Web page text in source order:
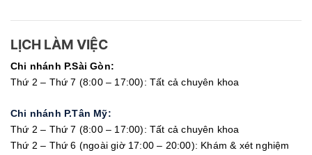
LỊCH LÀM VIỆC
Chi nhánh P.Sài Gòn:
Thứ 2 – Thứ 7 (8:00 – 17:00): Tất cả chuyên khoa
Chi nhánh P.Tân Mỹ:
Thứ 2 – Thứ 7 (8:00 – 17:00): Tất cả chuyên khoa
Thứ 2 – Thứ 6 (ngoài giờ 17:00 – 20:00): Khám & xét nghiệm